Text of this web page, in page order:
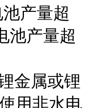
产量超
池产量超
金属或锂
用非水电